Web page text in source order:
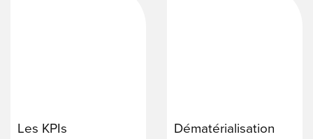
Les KPIs
Dématérialisation